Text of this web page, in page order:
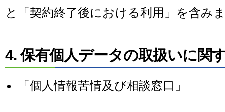
と「契約終了後における利用」を含み
4. 保有個人データの取扱いに関
「個人情報苦情及び相談窓口」